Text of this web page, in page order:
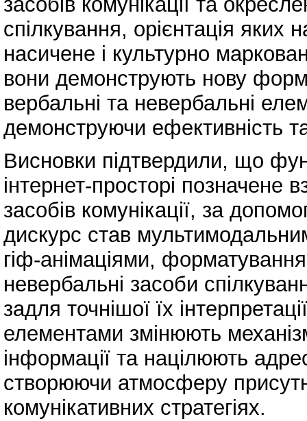
спілкування, орієнтація
насичене і культурно
вони демонструють нову
вербальні та невербальні
демонструючи ефективність
Висновки підтвердили, що
інтернет-просторі позначене
засобів комунікації, за
дискурс став
гіф-анімаціями,
невербальні засоби
задля точнішої їх
елементами змінюють
інформації та націлюють
створюючи атмосферу
комунікативних стратегіях.